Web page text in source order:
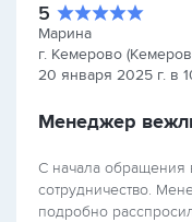
5
Марина
г. Кемерово
20 января 2025 г. в
Менеджер
С начала обращения
сотрудничество.
подробно